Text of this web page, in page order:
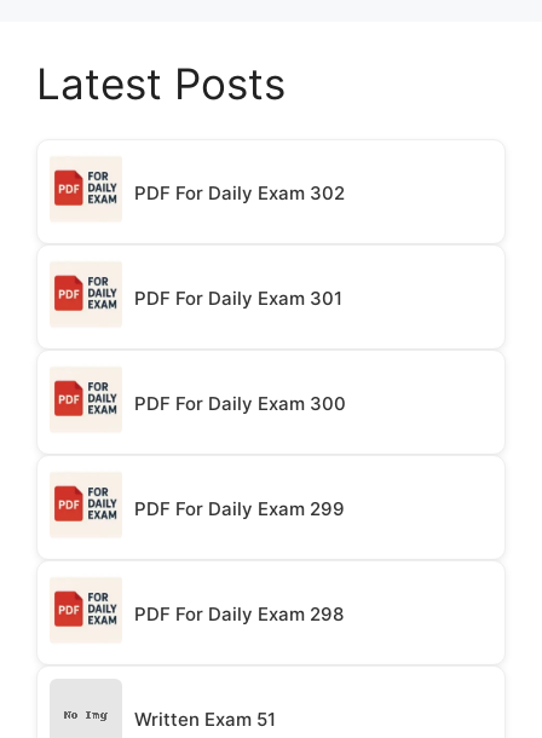
Latest Posts
PDF For Daily Exam 302
PDF For Daily Exam 301
PDF For Daily Exam 300
PDF For Daily Exam 299
PDF For Daily Exam 298
Written Exam 51